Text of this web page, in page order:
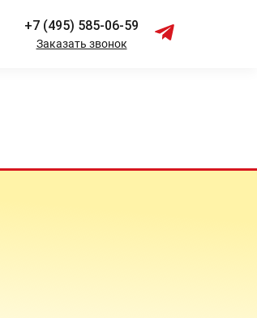
+7 (495) 585-06-59
Заказать звонок